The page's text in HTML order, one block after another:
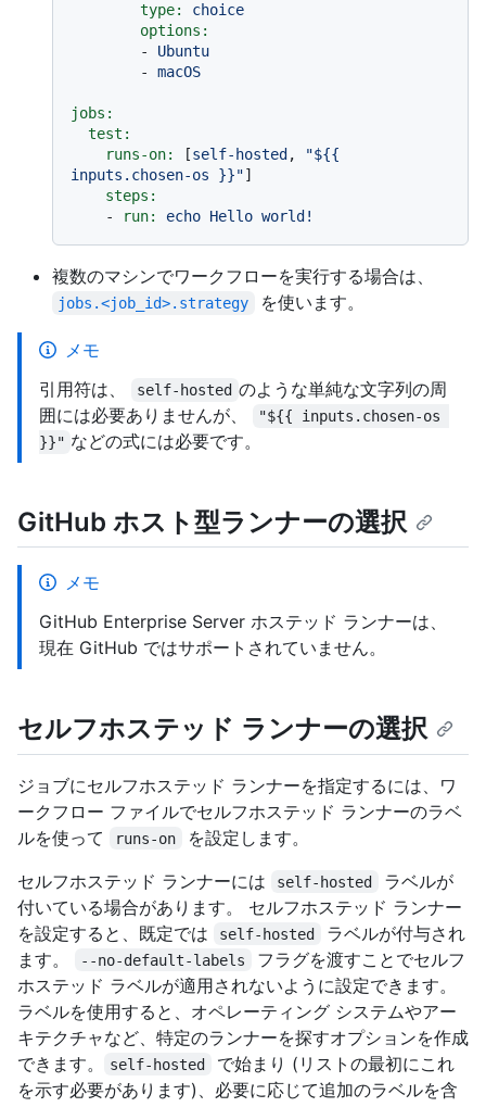
type:
choice
options:
-
Ubuntu
-
macOS
jobs:
test:
runs-on:
[self-hosted , "${{
inputs.chosen-os }}"]
steps:
-
run: echo Hello world!
複数のマシンでワークフローを実行する場合は、
jobs.<job_id>.strategy を使います。
メモ
引用符は、
self-hosted のような単純な文字列の周
囲には必要ありませんが、
"${{ inputs.chosen-os
}}" などの式には必要です。
GitHub ホスト型ランナーの選択
メモ
GitHub Enterprise Server ホステッド ランナーは、
現在 GitHub ではサポートされていません。
セルフホステッド ランナーの選択
ジョブにセルフホステッド ランナーを指定するには、ワ
ークフロー ファイルでセルフホステッド ランナーのラベ
ルを使って
runs-on
を設定します。
セルフホステッド ランナーには
self-hosted
ラベルが
付いている場合があります。 セルフホステッド ランナー
を設定すると、既定では
self-hosted
ラベルが付与され
ます。
--no-default-labels
フラグを渡すことでセルフ
ホステッド ラベルが適用されないように設定できます。
ラベルを使用すると、オペレーティング システムやアー
キテクチャなど、特定のランナーを探すオプションを作成
できます。
self-hosted
で始まり (リストの最初にこれ
を示す必要があります)、必要に応じて追加のラベルを含